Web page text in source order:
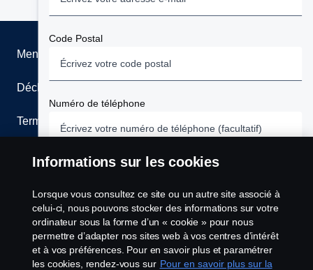
Assurances
Moteurs industriels et marins
Comptabilité fournisseurs
Informations générales Scania
Code Postal
Numéro de téléphone
Entreprise
Votre message
Mentions légales
Déclaration de confidentialité
Termes et conditions
Contactez-nous
Lanceurs d’alerte
Politique de cookies
Configuration des cookies
Informations sur les cookies
Lorsque vous consultez ce site ou un autre site associé à
celui-ci, nous pouvons stocker des informations sur votre
ordinateur sous la forme d’un « cookie » pour nous
permettre d’adapter nos sites web à vos centres d’intérêt
et à vos préférences. Pour en savoir plus et paramétrer
les cookies, rendez-vous sur Pour en savoir plus sur la